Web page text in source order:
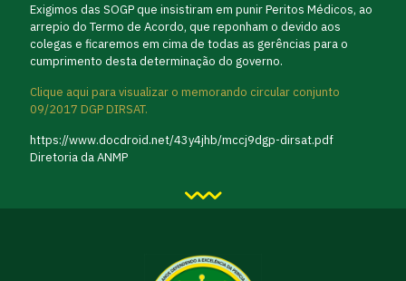
Exigimos das SOGP que insistiram em punir Peritos Médicos, ao
arrepio do Termo de Acordo, que reponham o devido aos
colegas e ficaremos em cima de todas as gerências para o
cumprimento desta determinação do governo.
Clique aqui para visualizar o memorando circular conjunto
09/2017 DGP DIRSAT.
https://www.docdroid.net/43y4jhb/mccj9dgp-dirsat.pdf
Diretoria da ANMP